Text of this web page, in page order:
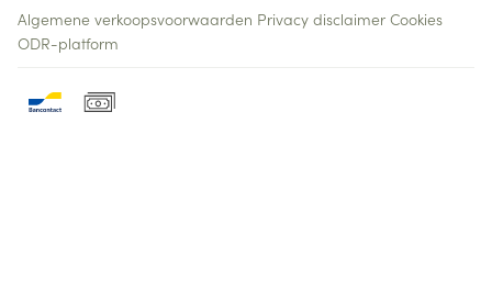
Algemene verkoopsvoorwaarden Privacy disclaimer Cookies
ODR-platform